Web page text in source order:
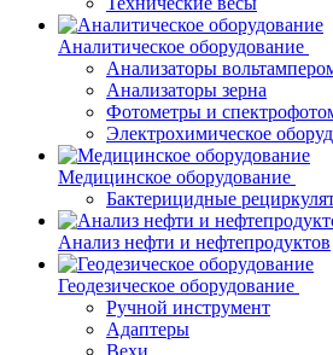
Аналитическое оборудование
Анализаторы
Анализаторы зерна
Фотометры и
Электрохимическое
Медицинское оборудование
Бактерицидные
Анализ нефти и нефтепродуктов
Геодезическое оборудование
Ручной инструмент
Адаптеры
Вехи